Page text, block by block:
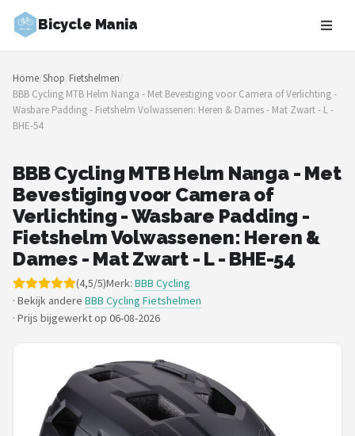
Bicycle Mania
Zoeken
NAVIGATIE
Shop
Blog
Fietsroutes
Kinderfietsen
Stadsfietsen
Elektrische fietsen
Mountainbikes
Shop
Home/Shop/Fietshelmen/
BBB Cycling MTB Helm Nanga - Met Bevestiging voor Camera of Verlichting -
Wasbare Padding - Fietshelm Volwassenen: Heren & Dames - Mat Zwart - L -
BHE-54
BBB Cycling MTB Helm Nanga - Met
Bevestiging voor Camera of
Verlichting - Wasbare Padding -
Fietshelm Volwassenen: Heren &
Dames - Mat Zwart - L - BHE-54
(4,5/5)Merk: BBB Cycling
· Bekijk andere BBB Cycling Fietshelmen
· Prijs bijgewerkt op 06-08-2026